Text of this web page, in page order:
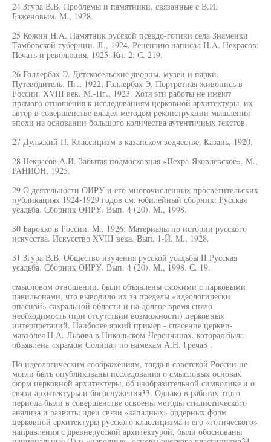
24 Згура В.В. Проблемы и памятники, связанные с В.И.
Баженовым. М., 1928.
25 Кожин H.A. Памятник русской псевдо-готики села Знаменки
Тамбовской губернии. JI., 1924. Рецензию написал H.A. Некрасов:
Печать и революция. 1925. Кн. 2. С. 219.
26 Голлербах Э. Детскосельские дворцы, музеи и парки.
Путеводитель. Пг., 1922; Голлербах Э. Портретная живопись в
России. XVIII век. М.-Пг., 1923. Хотя эти работы не имеют
прямого отношения к исследованиям церковной архитектуры, их
автор в совершенстве владел методом реконструкции мышления
эпохи на основании большого количества аутентичных текстов.
27 Дульский П. Классицизм в казанском зодчестве. Казань, 1920.
28 Некрасов А.И. Забытая подмосковная «Пехра-Яковлевское». М.,
РАНИОН, 1925.
29 О деятельности ОИРУ и его многочисленных просветительских
публикациях 1924-1929 годов см. юбилейный сборник: Русская
усадьба. Сборник ОИРУ. Вып. 4 (20). М., 1998.
30 Барокко в России. М., 1926; Материалы по истории русского
искусства. Искусство XVIII века. Вып. 1-Й. М., 1928.
31 Згура В.В. Общество изучения русской усадьбы II Русская
усадьба. Сборник ОИРУ. Вып. 4 (20). М., 1998. С. 19.
смысловом отношении, были объявлены схожими с парковыми
павильонами, что выводило их за пределы «идеологически
опасной» сакральной области и на долгое время сняло
необходимость (при отсутствии возможности) церковных
интерпретаций. Наиболее яркий пример - спасение церкви-
мавзолея Н.А. Львова в Никольском-Черенчицах, которая была
объявлена «храмом Солнца» по намекам А.Н. Греча3 .
По идеологическим соображениям, тогда в советской России не
могли быть опубликованы исследования о смысловых основах
форм церковной архитектуры, об изобразительной символике и о
связи архитектуры и богослужения33. Однако в работах этого
периода были в совершенстве освоены методы стилистического
анализа и развиты идеи связи «западных» ордерных форм
церковной архитектуры русского классицизма и его «готического»
направления с древнерусской архитектурой, были обоснованы